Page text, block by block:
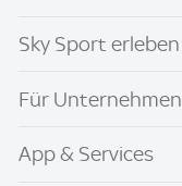
Sky Sport erleben
Für Unternehmen
App & Services